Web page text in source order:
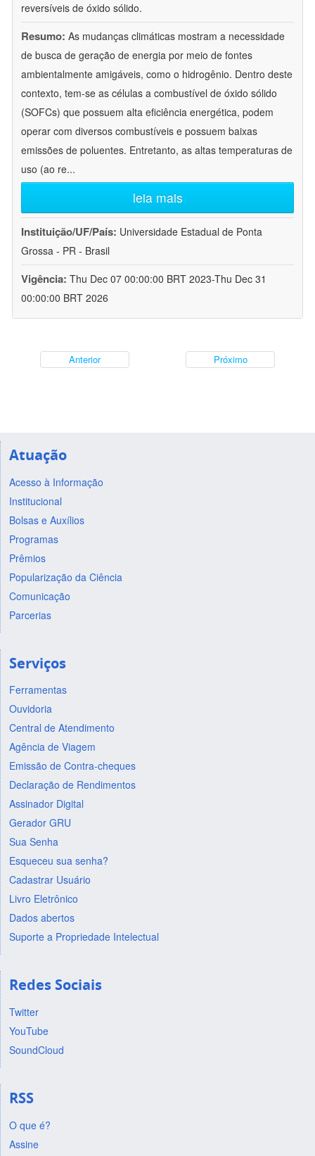
reversíveis de óxido sólido.
Resumo: As mudanças climáticas mostram a necessidade
de busca de geração de energia por meio de fontes
ambientalmente amigáveis, como o hidrogênio. Dentro deste
contexto, tem-se as células a combustível de óxido sólido
(SOFCs) que possuem alta eficiência energética, podem
operar com diversos combustíveis e possuem baixas
emissões de poluentes. Entretanto, as altas temperaturas de
uso (ao re...
leia mais
Instituição/UF/País: Universidade Estadual de Ponta
Grossa - PR - Brasil
Vigência: Thu Dec 07 00:00:00 BRT 2023-Thu Dec 31
00:00:00 BRT 2026
Anterior Próximo
Atuação
Acesso à Informação
Institucional
Bolsas e Auxílios
Programas
Prêmios
Popularização da Ciência
Comunicação
Parcerias
Serviços
Ferramentas
Ouvidoria
Central de Atendimento
Agência de Viagem
Emissão de Contra-cheques
Declaração de Rendimentos
Assinador Digital
Gerador GRU
Sua Senha
Esqueceu sua senha?
Cadastrar Usuário
Livro Eletrônico
Dados abertos
Suporte a Propriedade Intelectual
Redes Sociais
Twitter
YouTube
SoundCloud
RSS
O que é?
Assine